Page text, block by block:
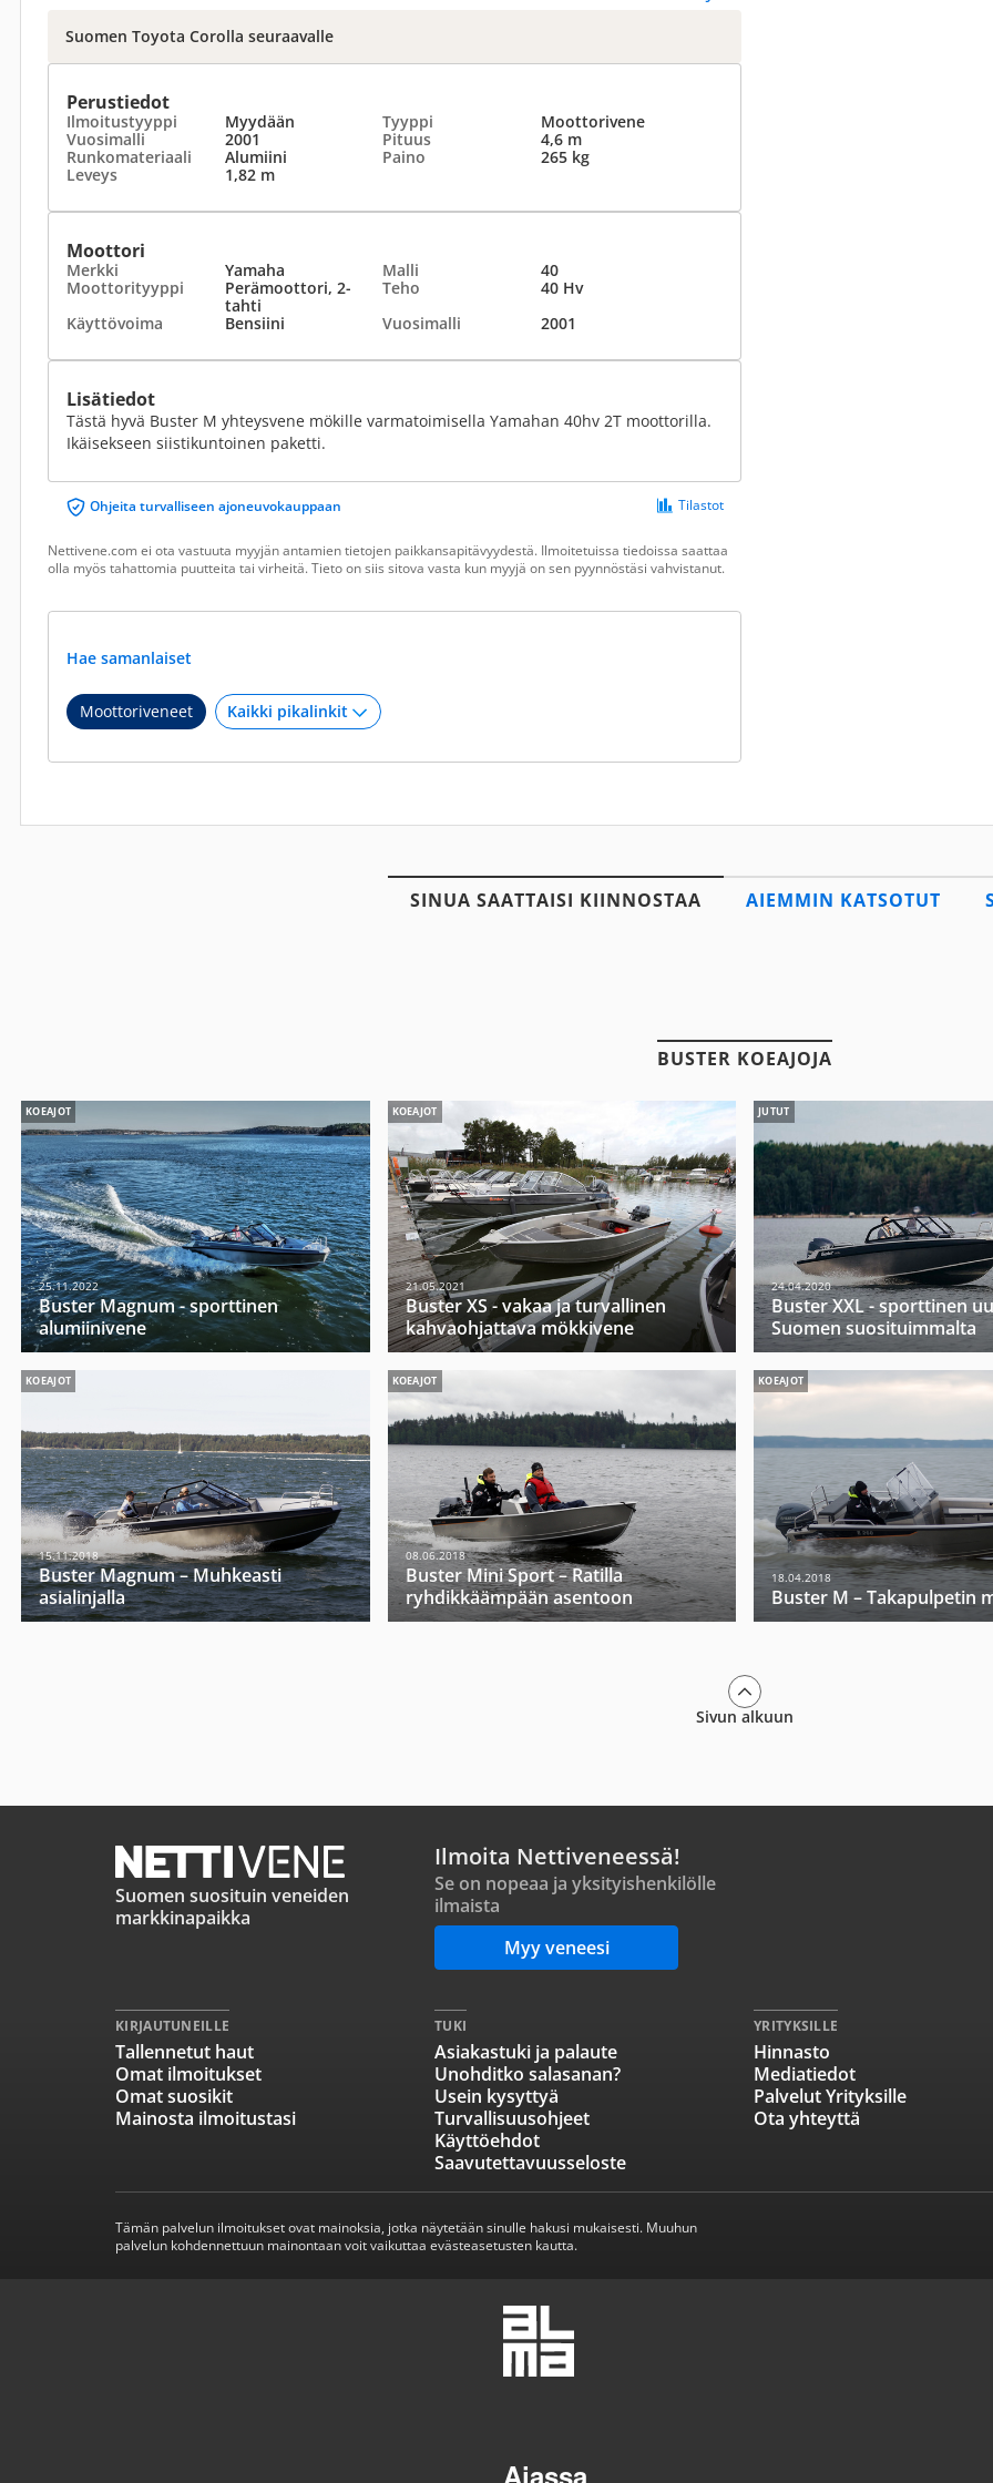
Suomen Toyota Corolla seuraavalle
Perustiedot
Ilmoitustyyppi Myydään Tyyppi
Moottorivene
Vuosimalli
2001 Pituus
4,6 m
Runkomateriaali
Alumiini Paino
265 kg
Leveys
1,82 m
Moottori
Merkki Yamaha Malli
40
Moottorityyppi
Perämoottori, 2-
tahti
Teho
40 Hv
Käyttövoima
Bensiini Vuosimalli 2001
Lisätiedot
Tästä hyvä Buster M yhteysvene mökille varmatoimisella Yamahan 40hv 2T moottorilla.
Ikäisekseen siistikuntoinen paketti.
Ohjeita turvalliseen ajoneuvokauppaan Tilastot
Nettivene.com ei ota vastuuta myyjän antamien tietojen paikkansapitävyydestä. Ilmoitetuissa tiedoissa saattaa
olla myös tahattomia puutteita tai virheitä. Tieto on siis sitova vasta kun myyjä on sen pyynnöstäsi vahvistanut.
Hae samanlaiset
Moottoriveneet
SINUA SAATTAISI KIINNOSTAA AIEMMIN KATSOTUT
BUSTER KOEAJOJA
KOEAJOT
25.11.2022
Buster Magnum - sporttinen
alumiinivene
KOEAJOT
21.05.2021
Buster XS - vakaa ja turvallinen
kahvaohjattava mökkivene
JUTUT
24.04.2020
Buster XXL - sporttinen
Suomen suosituimmalta
KOEAJOT
15.11.2018
Buster Magnum – Muhkeasti
asialinjalla
KOEAJOT
08.06.2018
Buster Mini Sport – Ratilla
ryhdikkäämpään asentoon
KOEAJOT
18.04.2018
Buster M – Takapulpetin
Sivun alkuun
Suomen suosituin veneiden
markkinapaikka
Ilmoita Nettiveneessä!
Se on nopeaa ja yksityishenkilölle
ilmaista
Myy veneesi
KIRJAUTUNEILLE
Tallennetut haut
Omat ilmoitukset
Omat suosikit
Mainosta ilmoitustasi
TUKI
Asiakastuki ja palaute
Unohditko salasanan?
Usein kysyttyä
Turvallisuusohjeet
Käyttöehdot
Saavutettavuusseloste
YRITYKSILLE
Hinnasto
Mediatiedot
Palvelut Yrityksille
Ota yhteyttä
Tämän palvelun ilmoitukset ovat mainoksia, jotka näytetään sinulle hakusi mukaisesti. Muuhun
palvelun kohdennettuun mainontaan voit vaikuttaa evästeasetusten kautta.